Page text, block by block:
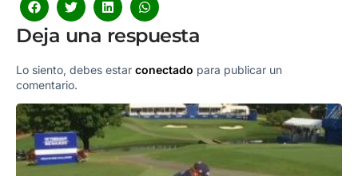
Deja una respuesta
Lo siento, debes estar conectado para publicar un
comentario.